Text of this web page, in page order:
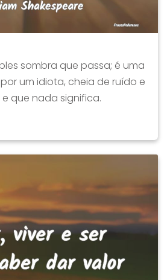
sombra que passa; é uma
um idiota, cheia de ruído e
que nada significa.